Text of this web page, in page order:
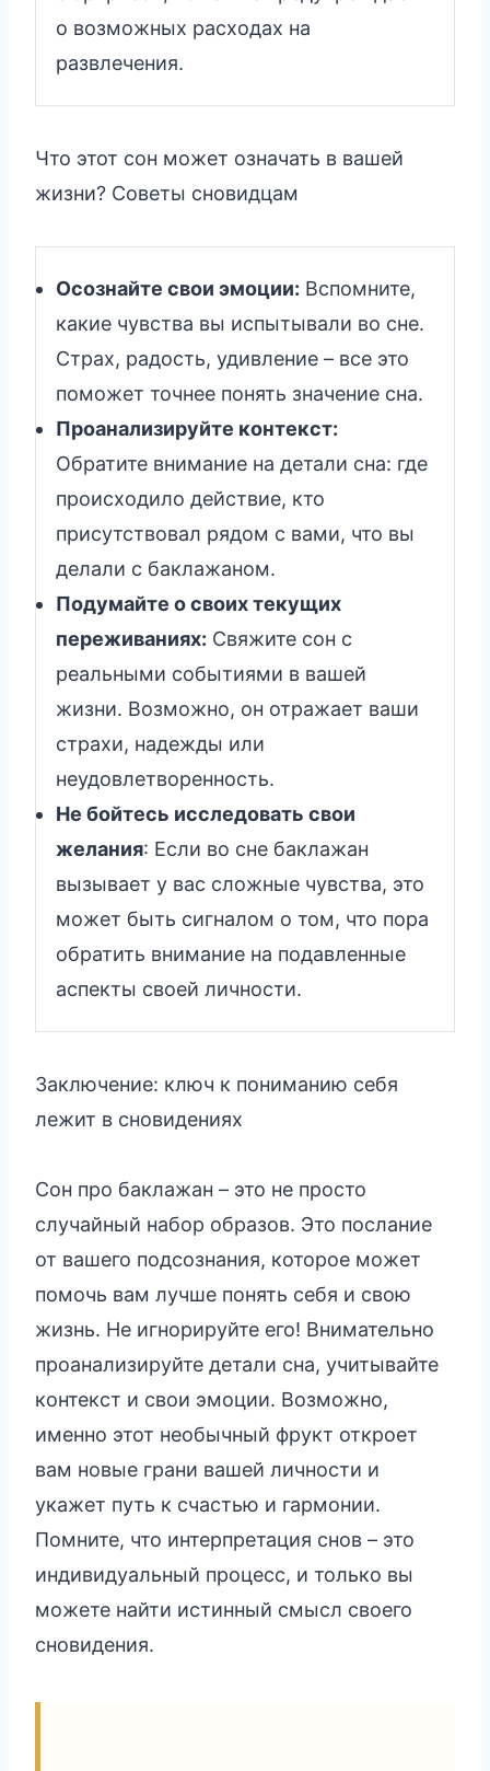
о возможных расходах на
развлечения.
Что этот сон может означать в вашей
жизни? Советы сновидцам
Осознайте свои эмоции: Вспомните,
какие чувства вы испытывали во сне.
Страх, радость, удивление – все это
поможет точнее понять значение сна.
Проанализируйте контекст:
Обратите внимание на детали сна: где
происходило действие, кто
присутствовал рядом с вами, что вы
делали с баклажаном.
Подумайте о своих текущих
переживаниях: Свяжите сон с
реальными событиями в вашей
жизни. Возможно, он отражает ваши
страхи, надежды или
неудовлетворенность.
Не бойтесь исследовать свои
желания: Если во сне баклажан
вызывает у вас сложные чувства, это
может быть сигналом о том, что пора
обратить внимание на подавленные
аспекты своей личности.
Заключение: ключ к пониманию себя
лежит в сновидениях
Сон про баклажан – это не просто
случайный набор образов. Это послание
от вашего подсознания, которое может
помочь вам лучше понять себя и свою
жизнь. Не игнорируйте его! Внимательно
проанализируйте детали сна, учитывайте
контекст и свои эмоции. Возможно,
именно этот необычный фрукт откроет
вам новые грани вашей личности и
укажет путь к счастью и гармонии.
Помните, что интерпретация снов – это
индивидуальный процесс, и только вы
можете найти истинный смысл своего
сновидения.